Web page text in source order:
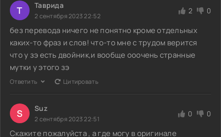
Т Таврида
2 сентября 2023 22:52
2 0
без перевода ничего не понятно кроме отдельных
каких-то фраз и слов! что-то мне с трудом верится
что у зэ есть двойник,и вообще ооочень странные
мутки у этого зэ
Ответить Цитировать
S Suz
2 сентября 2023 22:51
0 0
Скажите пожалуйста , а где могу в оригинале